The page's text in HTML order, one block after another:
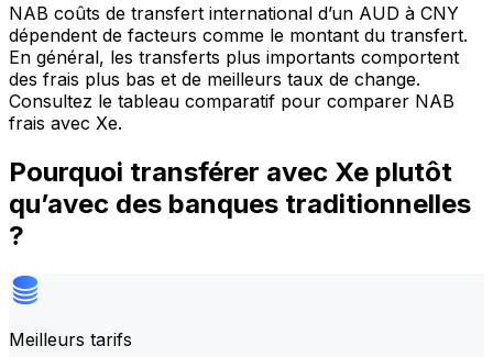
NAB coûts de transfert international d’un AUD à CNY
dépendent de facteurs comme le montant du transfert.
En général, les transferts plus importants comportent
des frais plus bas et de meilleurs taux de change.
Consultez le tableau comparatif pour comparer NAB
frais avec Xe.
Pourquoi transférer avec Xe plutôt
qu’avec des banques traditionnelles
?
Meilleurs tarifs